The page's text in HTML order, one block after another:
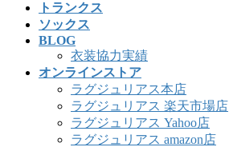
トランクス
ソックス
BLOG
衣装協力実績
オンラインストア
ラグジュリアス本店
ラグジュリアス 楽天市場店
ラグジュリアス Yahoo店
ラグジュリアス amazon店